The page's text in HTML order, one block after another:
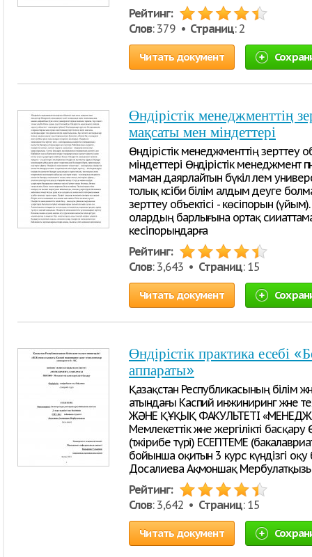
Рейтинг:
Слов: 379 • Страниц: 2
Читать документ
Өндірістік менеджменттің
мақсаты мен міндеттері
Өндірістік менеджменттің зерттеу
міндеттері Өндірістік менеджмент
маман даярлайтын бүкіл әлем
толық кәсіби білім алдым деуге
зерттеу объектісі - көсіпорын
олардың барлығына ортақ
кесіпорындарға
Рейтинг:
Слов: 3,643 • Страниц: 15
Читать документ
Өндірістік практика есебі
аппараты»
Қазақстан Республикасының білім
атындағы Каспий инжиниринг және
ЖӘНЕ ҚҰҚЫҚ ФАКУЛЬТЕТІ
Мемлекеттік және жергілікті
(тәжірибе түрі) ЕСЕПТЕМЕ
бойынша оқитын 3 курс күндізгі
Досалиева Ақмоншақ Мербулатқызы
Рейтинг:
Слов: 3,642 • Страниц: 15
Читать документ